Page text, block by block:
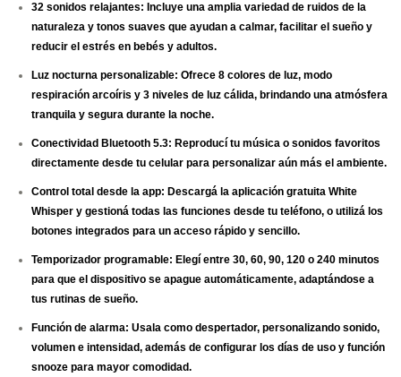
32 sonidos relajantes: Incluye una amplia variedad de ruidos de la
naturaleza y tonos suaves que ayudan a calmar, facilitar el sueño y
reducir el estrés en bebés y adultos.
Luz nocturna personalizable: Ofrece 8 colores de luz, modo
respiración arcoíris y 3 niveles de luz cálida, brindando una atmósfera
tranquila y segura durante la noche.
Conectividad Bluetooth 5.3: Reproducí tu música o sonidos favoritos
directamente desde tu celular para personalizar aún más el ambiente.
Control total desde la app: Descargá la aplicación gratuita White
Whisper y gestioná todas las funciones desde tu teléfono, o utilizá los
botones integrados para un acceso rápido y sencillo.
Temporizador programable: Elegí entre 30, 60, 90, 120 o 240 minutos
para que el dispositivo se apague automáticamente, adaptándose a
tus rutinas de sueño.
Función de alarma: Usala como despertador, personalizando sonido,
volumen e intensidad, además de configurar los días de uso y función
snooze para mayor comodidad.